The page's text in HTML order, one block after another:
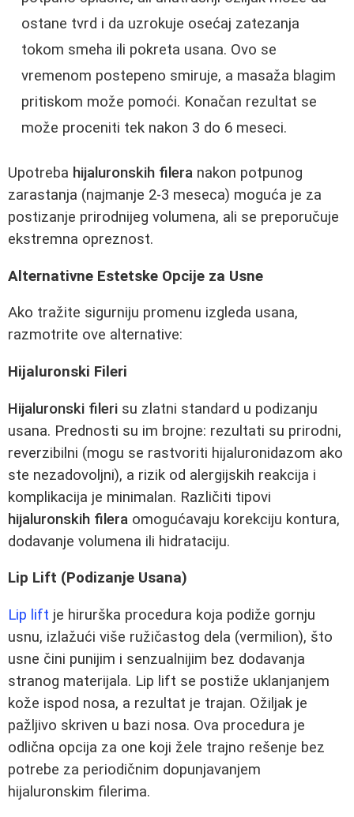
ostane tvrd i da uzrokuje osećaj zatezanja
tokom smeha ili pokreta usana. Ovo se
vremenom postepeno smiruje, a masaža blagim
pritiskom može pomoći. Konačan rezultat se
može proceniti tek nakon 3 do 6 meseci.
Upotreba hijaluronskih filera nakon potpunog
zarastanja (najmanje 2-3 meseca) moguća je za
postizanje prirodnijeg volumena, ali se preporučuje
ekstremna opreznost.
Alternativne Estetske Opcije za Usne
Ako tražite sigurniju promenu izgleda usana,
razmotrite ove alternative:
Hijaluronski Fileri
Hijaluronski fileri su zlatni standard u podizanju
usana. Prednosti su im brojne: rezultati su prirodni,
reverzibilni (mogu se rastvoriti hijaluronidazom ako
ste nezadovoljni), a rizik od alergijskih reakcija i
komplikacija je minimalan. Različiti tipovi
hijaluronskih filera omogućavaju korekciju kontura,
dodavanje volumena ili hidrataciju.
Lip Lift (Podizanje Usana)
Lip lift je hirurška procedura koja podiže gornju
usnu, izlažući više ružičastog dela (vermilion), što
usne čini punijim i senzualnijim bez dodavanja
stranog materijala. Lip lift se postiže uklanjanjem
kože ispod nosa, a rezultat je trajan. Ožiljak je
pažljivo skriven u bazi nosa. Ova procedura je
odlična opcija za one koji žele trajno rešenje bez
potrebe za periodičnim dopunjavanjem
hijaluronskim filerima.